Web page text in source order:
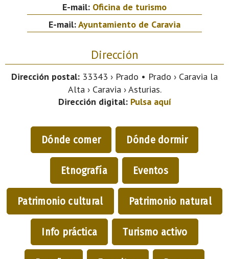
E-mail: Oficina de turismo
E-mail:Ayuntamiento de Caravia
Dirección
Dirección postal: 33343 › Prado • Prado › Caravia la
Alta › Caravia › Asturias.
Dirección digital: Pulsa aquí
Dónde comer Dónde dormir
Etnografía Eventos
Patrimonio cultural Patrimonio natural
Info práctica Turismo activo